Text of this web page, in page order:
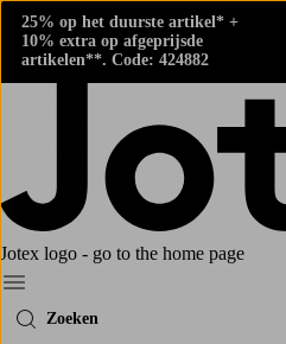
25% op het duurste artikel* +
10% extra op afgeprijsde
artikelen**. Code: 424882
Jotex logo - go to the home page
Menu
Zoeken